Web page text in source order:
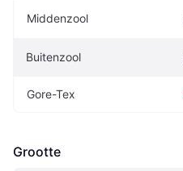
Middenzool
Buitenzool
Gore-Tex
Grootte